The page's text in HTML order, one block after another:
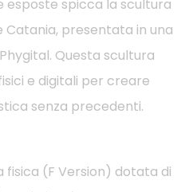
esposte spicca la scultura
Catania, presentata in una
Questa scultura
e digitali per creare
senza precedenti.
fisica (F Version) dotata di